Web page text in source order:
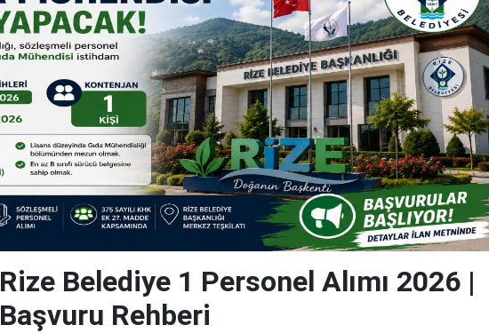
Rize Belediye 1 Personel Alımı 2026 |
Başvuru Rehberi